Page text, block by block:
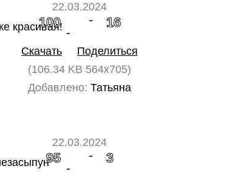
22.03.2024
100 16
Скачать
Поделиться
(106.34 KB 564x705)
Добавлено: Татьяна
22.03.2024
95 3